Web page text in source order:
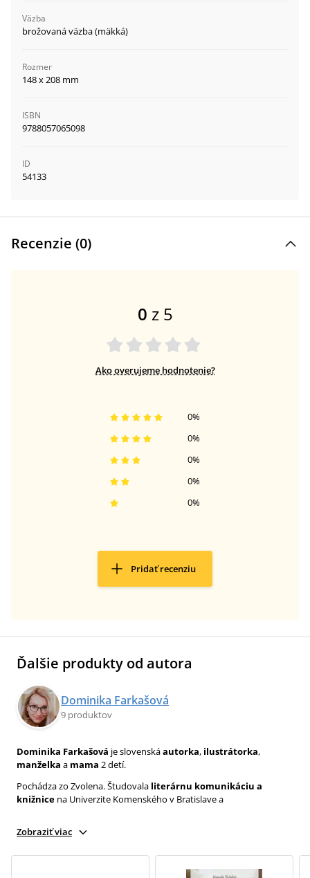
Väzba
brožovaná väzba (mäkká)
Rozmer
148 x 208 mm
ISBN
9788057065098
ID
54133
Recenzie (0)
0 z 5
Ako overujeme hodnotenie?
0%
0%
0%
0%
0%
Pridať recenziu
Ďalšie produkty od autora
Dominika Farkašová
9 produktov
Dominika Farkašová je slovenskáautorka, ilustrátorka,
manželka a mama 2 detí.
Pochádza zo Zvolena. Študovala literárnu komunikáciu a
knižnice na Univerzite Komenského v Bratislave a
Zobraziť viac